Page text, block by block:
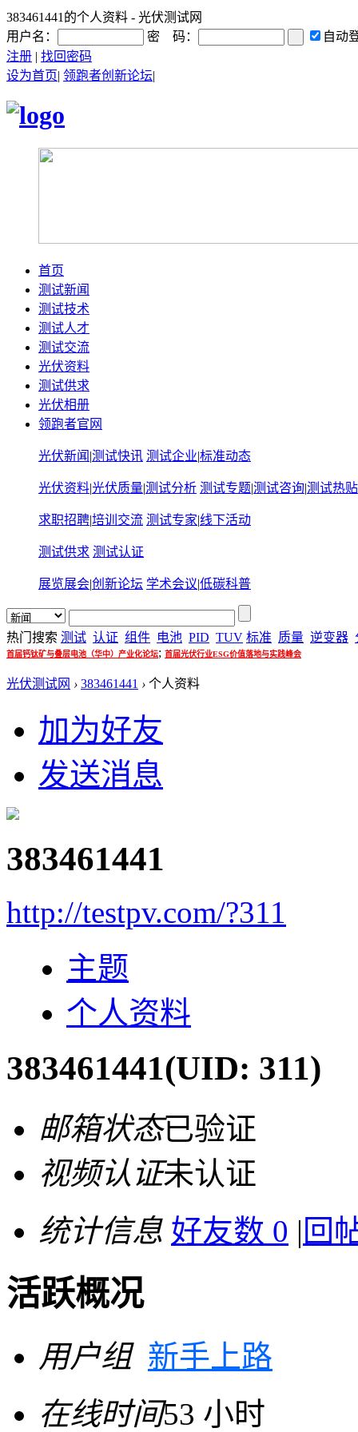
383461441的个人资料 - 光伏测试网
用户名：
密 码：
自动
注册 | 找回密码
设为首页| 领跑者创新论坛|
首页
测试新闻
测试技术
测试人才
测试交流
光伏资料
测试供求
光伏相册
领跑者官网
光伏新闻 |测试快讯 测试企业|标准动态
光伏资料|光伏质量|测试分析 测试专题|测试咨询|测试热贴
求职招聘|培训交流 测试专家|线下活动
测试供求 测试认证
展览展会|创新论坛 学术会议|低碳科普
热门搜索 测试 认证 组件 电池 PID TUV 标准 质量 逆变器
首届钙钛矿与叠层电池（华中）产业化论坛; 首届光伏行业ESG价值落地与实践峰会
光伏测试网 › 383461441 › 个人资料
加为好友
发送消息
383461441
http://testpv.com/?311
主题
个人资料
383461441(UID: 311)
邮箱状态已验证
视频认证未认证
统计信息 好友数 0 | 回
活跃概况
用户组 新手上路
在线时间53 小时